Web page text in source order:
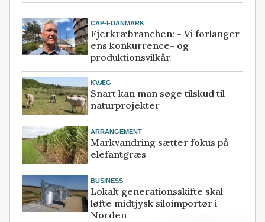
CAP-I-DANMARK
Fjerkræbranchen: - Vi forlanger
ens konkurrence- og
produktionsvilkår
KVÆG
Snart kan man søge tilskud til
naturprojekter
ARRANGEMENT
Markvandring sætter fokus på
elefantgræs
BUSINESS
Lokalt generationsskifte skal
løfte midtjysk siloimportør i
Norden